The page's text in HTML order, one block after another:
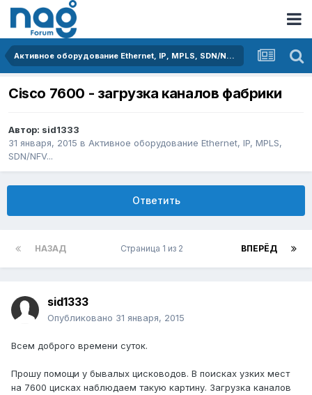
Активное оборудование Ethernet, IP, MPLS, SDN/NFV...
Cisco 7600 - загрузка каналов фабрики
Автор: sid1333
31 января, 2015 в Активное оборудование Ethernet, IP, MPLS,
SDN/NFV...
Ответить
НАЗАД ВПЕРЁД
Страница 1 из 2
sid1333
Опубликовано 31 января, 2015
Всем доброго времени суток.
Прошу помощи у бывалых цисководов. В поисках узких мест
на 7600 цисках наблюдаем такую картину. Загрузка каналов